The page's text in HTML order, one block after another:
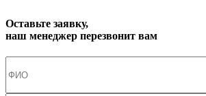
Оставьте заявку,
наш менеджер перезвонит вам